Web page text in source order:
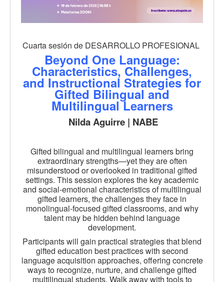
Cuarta sesión de DESARROLLO PROFESIONAL
Beyond One Language:
Characteristics, Challenges,
and Instructional Strategies for
Gifted Bilingual and
Multilingual Learners
Nilda Aguirre | NABE
Gifted bilingual and multilingual learners bring
extraordinary strengths—yet they are often
misunderstood or overlooked in traditional gifted
settings. This session explores the key academic
and social-emotional characteristics of multilingual
gifted learners, the challenges they face in
monolingual-focused gifted classrooms, and why
talent may be hidden behind language
development.
Participants will gain practical strategies that blend
gifted education best practices with second
language acquisition approaches, offering concrete
ways to recognize, nurture, and challenge gifted
multilingual students. Walk away with tools to